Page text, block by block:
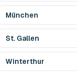
München
St. Gallen
Winterthur